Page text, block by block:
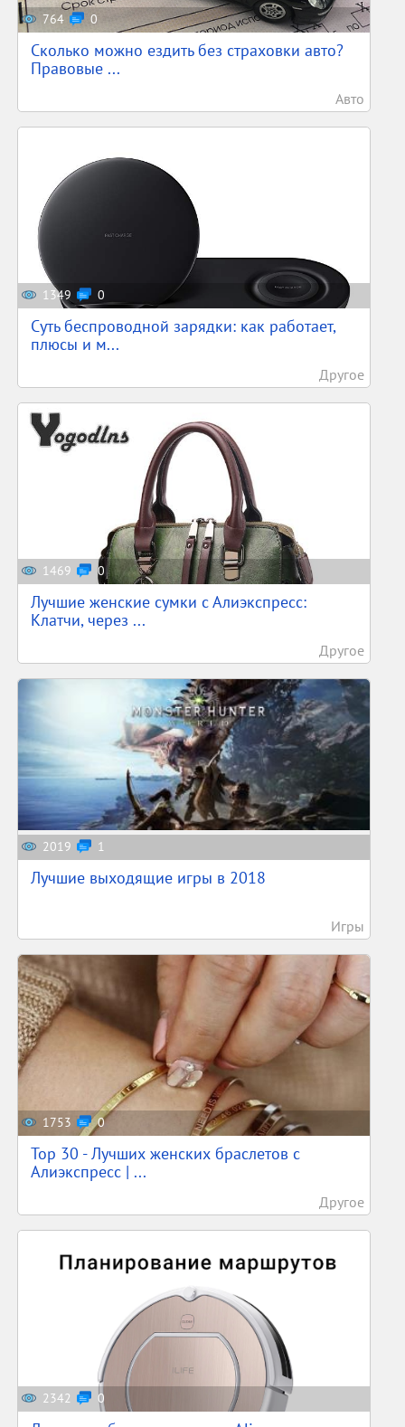
764 0
Сколько можно ездить без страховки авто?
Правовые ...
Авто
1349 0
Суть беспроводной зарядки: как работает,
плюсы и м...
Другое
1469 0
Лучшие женские сумки с Алиэкспресс:
Клатчи, через ...
Другое
2019 1
Лучшие выходящие игры в 2018
Игры
1753 0
Top 30 - Лучших женских браслетов с
Алиэкспресс | ...
Другое
2342 0